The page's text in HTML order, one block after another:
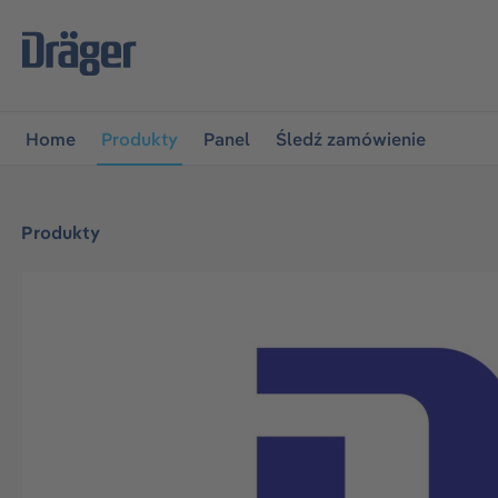
do głównej nawigacji
Home Produkty Panel Śledź zamówienie
Produkty